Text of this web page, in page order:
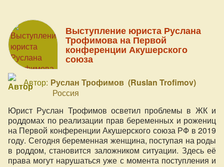
Выступление юриста Руслана
Трофимова на Первой
конференции Акушерского
союза
Автор: Руслан Трофимов (Ruslan Trofimov)
Россия
Юрист Руслан Трофимов осветил проблемы в ЖК и
роддомах по реализации прав беременных и рожениц
на Первой конференции Акушерского союза РФ в 2019
году. Сегодня беременная женщина, поступая на роды
в роддом, становится заложником ситуации. Здесь её
права могут нарушаться уже с момента поступления и